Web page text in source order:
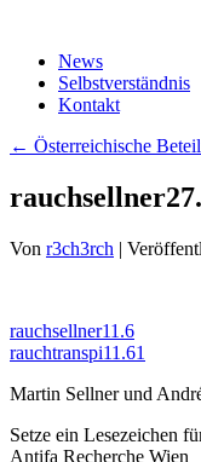
springenNews
Selbstverständnis
Kontakt
← Österreichische
Von r3ch3rch |
rauchsellner11.6
rauchtranspi11.61
Martin Sellner und
Setze ein Lesezeichen
Antifa Recherche Wien